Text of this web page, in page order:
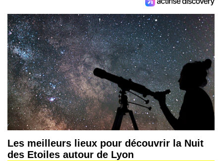
Les meilleurs lieux pour découvrir la Nuit
des Etoiles autour de Lyon